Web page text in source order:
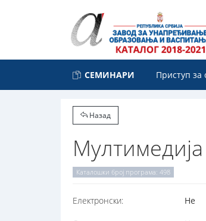
СЕМИНАРИ Приступ за
Назад
Каталошки број програма: 498
Електронски: Не